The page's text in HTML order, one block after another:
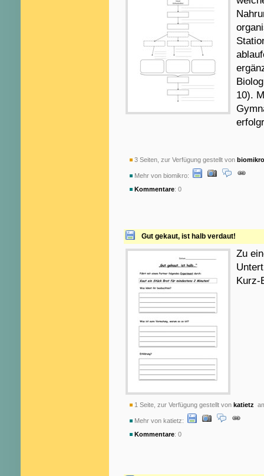
10).
3 Seiten, zur Verfügung gestellt von biomikro
Mehr von biomikro:
Kommentare: 0
Gut gekaut, ist halb verdaut!
Zu
Kurz-
1 Seite, zur Verfügung gestellt von katietz
Mehr von katietz:
Kommentare: 0